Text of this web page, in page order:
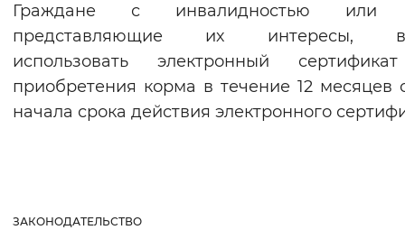
Граждане с инвалидностью или
представляющие их интересы,
использовать электронный
приобретения корма в течение 12 месяцев
начала срока действия электронного
ЗАКОНОДАТЕЛЬСТВО